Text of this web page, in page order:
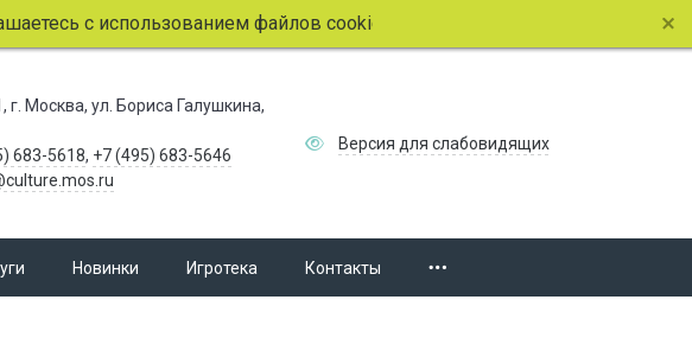
использованием файлов cookie.Подробнее.
г. Москва, ул. Бориса Галушкина,
683-5618, +7 (495) 683-5646
Версия для слабовидящих
Новинки Игротека Контакты